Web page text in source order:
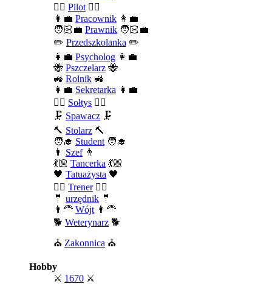
👨‍✈️ Pilot 👨‍✈️
👩‍💼 Pracownik 👩‍💼
🧑🏻‍💼 Prawnik 🧑🏻‍💼
✏️ Przedszkolanka ✏️
👩‍💼 Psycholog 👩‍💼
🐝 Pszczelarz 🐝
🚜 Rolnik 🚜
👩‍💼 Sekretarka 👩‍💼
🧍‍♂️ Sołtys 🧍‍♂️
🗜️ Spawacz 🗜️
🔨 Stolarz 🔨
🧑‍🎓 Student 🧑‍🎓
👨 Szef👨
💃🏼 Tancerka 💃🏼
🖤 Tatuażysta 🖤
🏄‍♂️ Trener🏄‍♂️
🤵 urzędnik 🤵
👨‍🦰 Wójt 👨‍🦰
🐕 Weterynarz 🐕
⛪ Zakonnica ⛪
Hobby
⚔️ 1670 ⚔️